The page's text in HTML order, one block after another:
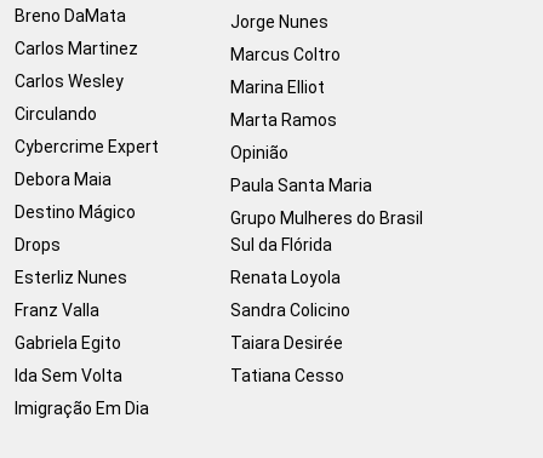
Breno DaMata
Carlos Martinez
Carlos Wesley
Circulando
Cybercrime Expert
Debora Maia
Destino Mágico
Drops
Esterliz Nunes
Franz Valla
Gabriela Egito
Ida Sem Volta
Imigração Em Dia
Jorge Nunes
Marcus Coltro
Marina Elliot
Marta Ramos
Opinião
Paula Santa Maria
Grupo Mulheres do Brasil
Sul da Flórida
Renata Loyola
Sandra Colicino
Taiara Desirée
Tatiana Cesso